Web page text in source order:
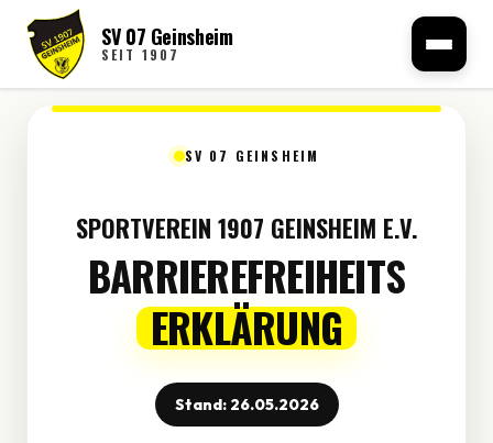
SV 07 Geinsheim
SEIT 1907
SV 07 GEINSHEIM
SPORTVEREIN 1907 GEINSHEIM E.V.
BARRIEREFREIHEITS
ERKLÄRUNG
Stand: 26.05.2026